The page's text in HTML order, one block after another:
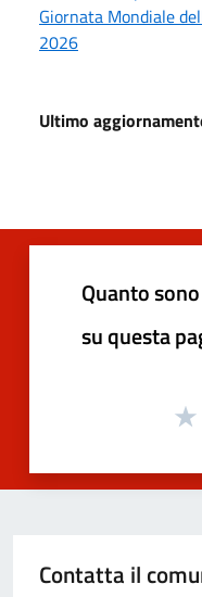
Giornata Mondiale
2026
Ultimo
Quanto
su questa
Contatta il